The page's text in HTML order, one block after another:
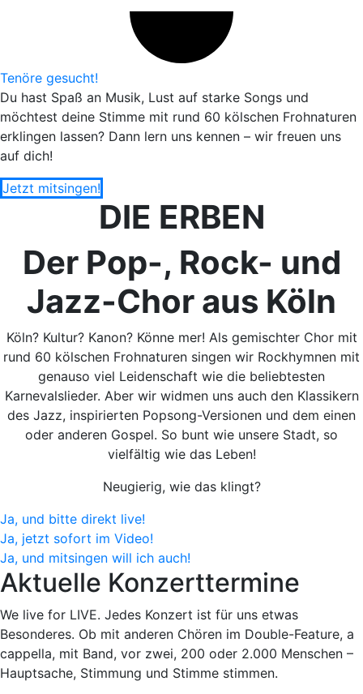
Tenöre gesucht!
Du hast Spaß an Musik, Lust auf starke Songs und
möchtest deine Stimme mit rund 60 kölschen Frohnaturen
erklingen lassen? Dann lern uns kennen – wir freuen uns
auf dich!
Jetzt mitsingen!
DIE ERBEN
Der Pop-, Rock- und
Jazz-Chor aus Köln
Köln? Kultur? Kanon? Könne mer! Als gemischter Chor mit
rund 60 kölschen Frohnaturen singen wir Rockhymnen mit
genauso viel Leidenschaft wie die beliebtesten
Karnevalslieder. Aber wir widmen uns auch den Klassikern
des Jazz, inspirierten Popsong-Versionen und dem einen
oder anderen Gospel. So bunt wie unsere Stadt, so
vielfältig wie das Leben!
Neugierig, wie das klingt?
Ja, und bitte direkt live!
Ja, jetzt sofort im Video!
Ja, und mitsingen will ich auch!
Aktuelle Konzerttermine
We live for LIVE. Jedes Konzert ist für uns etwas
Besonderes. Ob mit anderen Chören im Double-Feature, a
cappella, mit Band, vor zwei, 200 oder 2.000 Menschen –
Hauptsache, Stimmung und Stimme stimmen.